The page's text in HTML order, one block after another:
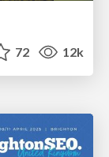
72 12k